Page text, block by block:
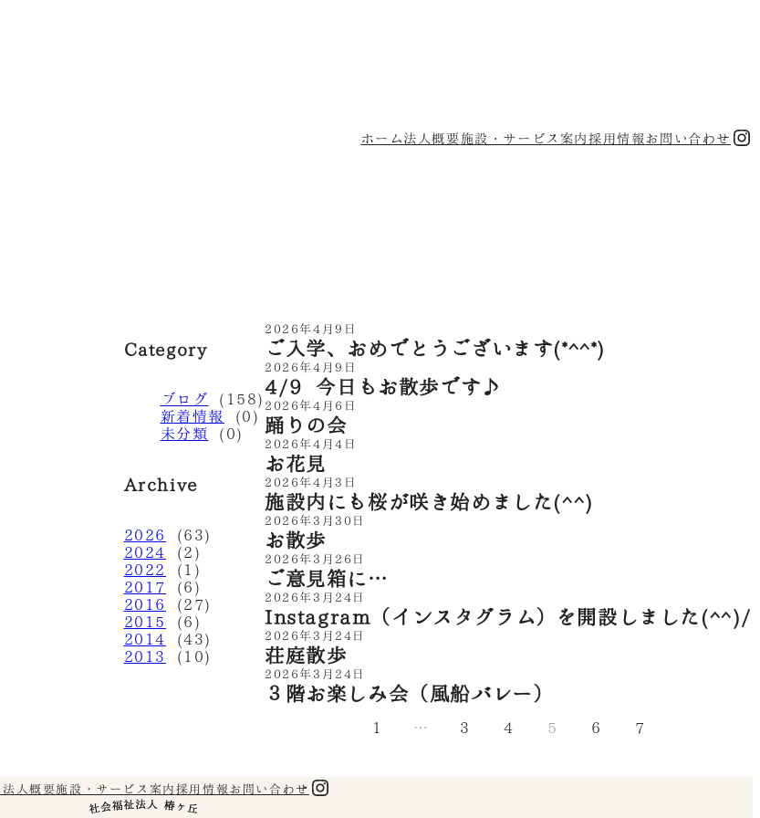
ホーム法人概要施設・サービス案内採用情報 お問い合わせ
2026年4月9日
ご入学、おめでとうございます(*^^*)
2026年4月9日
4/9 今日もお散歩です♪
2026年4月6日
踊りの会
2026年4月4日
お花見
2026年4月3日
施設内にも桜が咲き始めました(^^)
2026年3月30日
お散歩
2026年3月26日
ご意見箱に…
2026年3月24日
Instagram（インスタグラム）を開設しました(^^)/
2026年3月24日
荘庭散歩
2026年3月24日
３階お楽しみ会（風船バレー）
1 … 3 4 5 6 7
Category
ブログ (158)
新着情報
(0)
未分類 (0)
Archive
2026
(63)
2024
(2)
2022
(1)
2017
(6)
2016
(27)
2015
(6)
2014
(43)
2013
(10)
法人概要施設・サービス案内採用情報 お問い合わせ Instagram